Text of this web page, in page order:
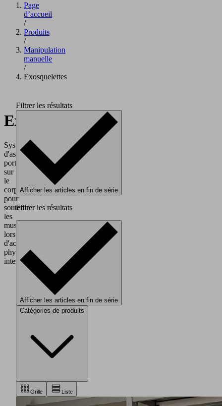
Page
d’accueil
/
Produits
/
Manipulation
manuelle
/
Exosquelettes
Exosquelettes
Systèmes
d'assistance
portés
sur
le
corps
pour
soutenir
les
muscles
lors
d'activités
physiques
intenses
Filtrer les résultats
Afficher les articles en fin de série
Filtrer les résultats
Afficher les articles en fin de série
Catégories de produits
Grille Liste